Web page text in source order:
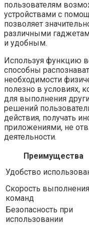
пользователям
устройствами с
позволяет
различными
и удобным.
Используя функцию
способны
необходимости
полезно в условиях,
для выполнения
решений
действия, получать
приложениями, не
деятельности.
Преимущества
Удобство
Скорость выполнения
команд
Безопасность при
использовании